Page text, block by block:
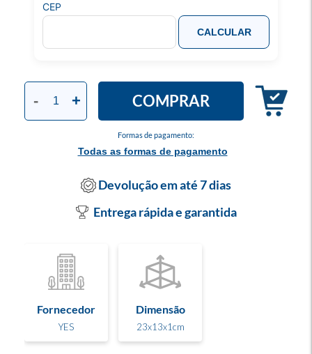
Formas de pagamento:
Todas as formas de pagamento
- + COMPRAR
CEP
CALCULAR
Devolução em até 7 dias
Entrega rápida e garantida
Fornecedor
YES
Dimensão
23x13x1cm